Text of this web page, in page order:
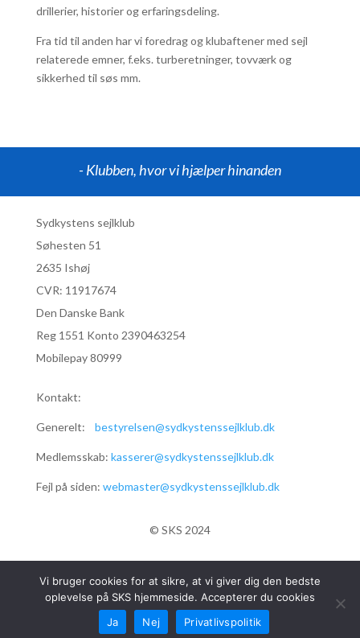
drillerier, historier og erfaringsdeling.
Fra tid til anden har vi foredrag og klubaftener med sejl
relaterede emner, f.eks. turberetninger, tovværk og
sikkerhed til søs mm.
- Klubben, hvor vi hjælper hinanden
Sydkystens sejlklub
Søhesten 51
2635 Ishøj
CVR: 11917674
Den Danske Bank
Reg 1551 Konto 2390463254
Mobilepay 80999
Kontakt:
Generelt: bestyrelsen@sydkystenssejlklub.dk
Medlemsskab: kasserer@sydkystenssejlklub.dk
Fejl på siden: webmaster@sydkystenssejlklub.dk
© SKS 2024
Vi bruger cookies for at sikre, at vi giver dig den bedste
oplevelse på SKS hjemmeside. Accepterer du cookies
Ja
Nej Privatlivspolitik